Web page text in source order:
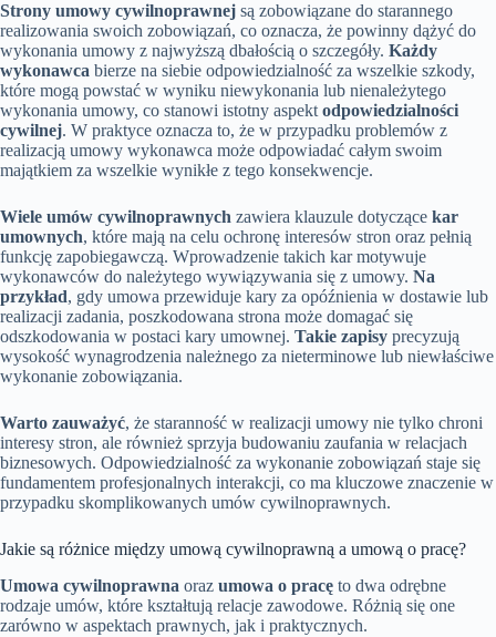
Strony umowy cywilnoprawnej są zobowiązane do starannego
realizowania swoich zobowiązań, co oznacza, że powinny dążyć do
wykonania umowy z najwyższą dbałością o szczegóły. Każdy
wykonawca bierze na siebie odpowiedzialność za wszelkie szkody,
które mogą powstać w wyniku niewykonania lub nienależytego
wykonania umowy, co stanowi istotny aspekt odpowiedzialności
cywilnej. W praktyce oznacza to, że w przypadku problemów z
realizacją umowy wykonawca może odpowiadać całym swoim
majątkiem za wszelkie wynikłe z tego konsekwencje.
Wiele umów cywilnoprawnych zawiera klauzule dotyczące kar
umownych, które mają na celu ochronę interesów stron oraz pełnią
funkcję zapobiegawczą. Wprowadzenie takich kar motywuje
wykonawców do należytego wywiązywania się z umowy. Na
przykład, gdy umowa przewiduje kary za opóźnienia w dostawie lub
realizacji zadania, poszkodowana strona może domagać się
odszkodowania w postaci kary umownej. Takie zapisy precyzują
wysokość wynagrodzenia należnego za nieterminowe lub niewłaściwe
wykonanie zobowiązania.
Warto zauważyć, że staranność w realizacji umowy nie tylko chroni
interesy stron, ale również sprzyja budowaniu zaufania w relacjach
biznesowych. Odpowiedzialność za wykonanie zobowiązań staje się
fundamentem profesjonalnych interakcji, co ma kluczowe znaczenie w
przypadku skomplikowanych umów cywilnoprawnych.
Jakie są różnice między umową cywilnoprawną a umową o pracę?
Umowa cywilnoprawna oraz umowa o pracę to dwa odrębne
rodzaje umów, które kształtują relacje zawodowe. Różnią się one
zarówno w aspektach prawnych, jak i praktycznych.